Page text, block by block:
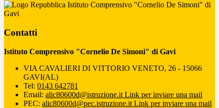
Istituto Comprensivo "Cornelio De Simoni" di
Gavi
Contatti
Istituto Comprensivo "Cornelio De Simoni" di Gavi
VIA CAVALIERI DI VITTORIO VENETO, 26 - 15066
GAVI(AL)
Tel: 0143 642781
Email: alic80600d@istruzione.it Link per inviare una mail
PEC: alic80600d@pec.istruzione.it Link per inviare una mail